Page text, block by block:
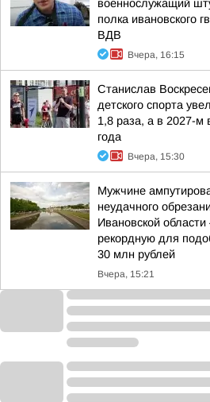
военнослужащий
полка ивановского
ВДВ
Вчера, 16:15
Станислав
детского спорта
1,8 раза, а в 2027-м
года
Вчера, 15:30
Мужчине
неудачного
Ивановской
рекордную для
30 млн рублей
Вчера, 15:21